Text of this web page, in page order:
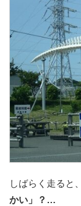
しばらく走ると
かい」？…